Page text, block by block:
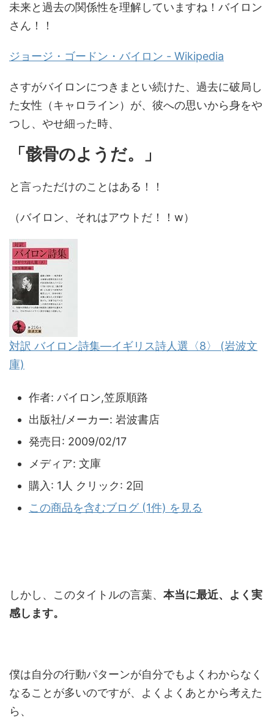
未来と過去の関係性を理解していますね！バイロン
さん！！
ジョージ・ゴードン・バイロン - Wikipedia
さすがバイロンにつきまとい続けた、過去に破局し
た女性（キャロライン）が、彼への思いから身をや
つし、やせ細った時、
「骸骨のようだ。」
と言っただけのことはある！！
（バイロン、それはアウトだ！！w）
対訳 バイロン詩集―イギリス詩人選〈8〉 (岩波文
庫)
作者: バイロン,笠原順路
出版社/メーカー: 岩波書店
発売日: 2009/02/17
メディア: 文庫
購入 : 1人 クリック: 2回
この商品を含むブログ (1件) を見る
しかし、このタイトルの言葉、 本当に最近、よく実
感します。
僕は自分の行動パターンが自分でもよくわからなく
なることが多いのですが、よくよくあとから考えた
ら、